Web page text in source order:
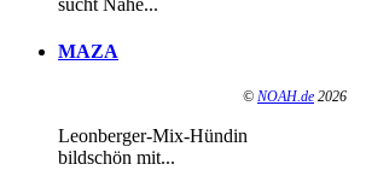
MAZA
© NOAH.de 2026
Leonberger-Mix-Hündin
bildschön mit...